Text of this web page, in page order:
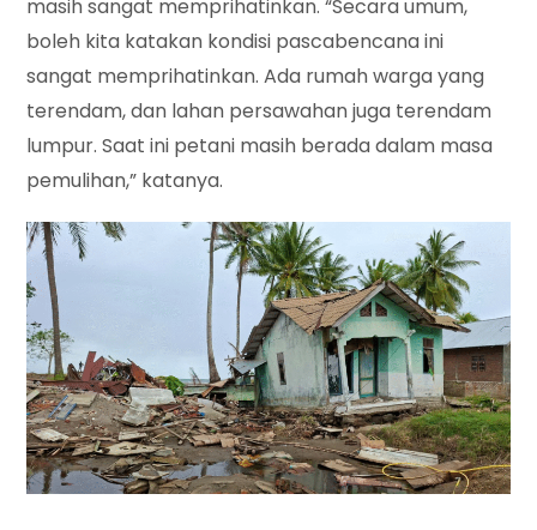
masih sangat memprihatinkan. “Secara umum,
boleh kita katakan kondisi pascabencana ini
sangat memprihatinkan. Ada rumah warga yang
terendam, dan lahan persawahan juga terendam
lumpur. Saat ini petani masih berada dalam masa
pemulihan,” katanya.